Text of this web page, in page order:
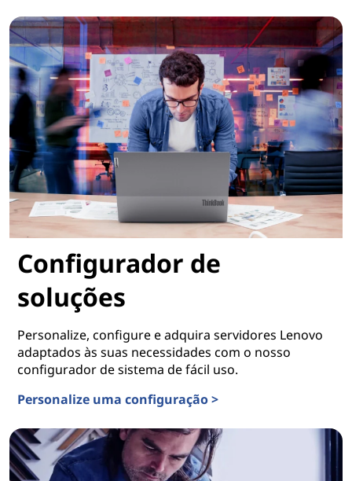
Configurador de
soluções
Personalize, configure e adquira servidores Lenovo
adaptados às suas necessidades com o nosso
configurador de sistema de fácil uso.
Personalize uma configuração >